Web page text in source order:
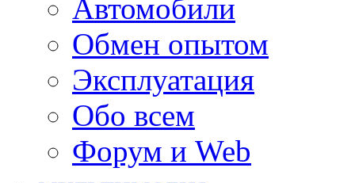
Автомобили
Обмен опытом
Эксплуатация
Обо всем
Форум и Web